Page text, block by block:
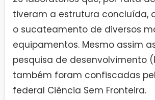
tiveram a estrutura concluída,
o sucateamento de diversos
equipamentos. Mesmo assim
pesquisa de desenvolvimento
também foram confiscadas
federal Ciência Sem Fronteira.